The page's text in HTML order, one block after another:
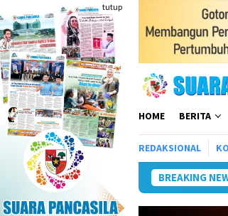
ke
konten
tutup
HOME BERITA
REDAKSIONAL
BREAKING
Mahasiswa KKN Kolaboratif